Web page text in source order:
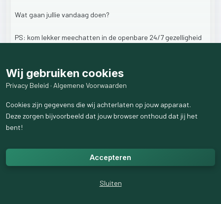
Wat gaan jullie vandaag doen?
PS: kom lekker meechatten in de openbare 24/7 gezelligheid
5 reactiesweergeven
Wij gebruiken cookies
Privacy Beleid · Algemene Voorwaarden
Cookies zijn gegevens die wij achterlaten op jouw apparaat.
Deze zorgen bijvoorbeeld dat jouw browser onthoud dat jij het
bent!
Accepteren
Sluiten